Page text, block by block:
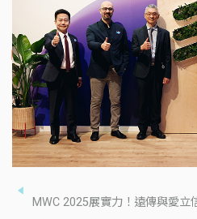
MWC 2025展實力！遠傳與愛立